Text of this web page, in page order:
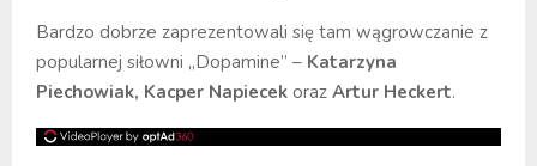
Bardzo dobrze zaprezentowali się tam wągrowczanie z
popularnej siłowni „Dopamine” – Katarzyna
Piechowiak, Kacper Napiecek oraz Artur Heckert.